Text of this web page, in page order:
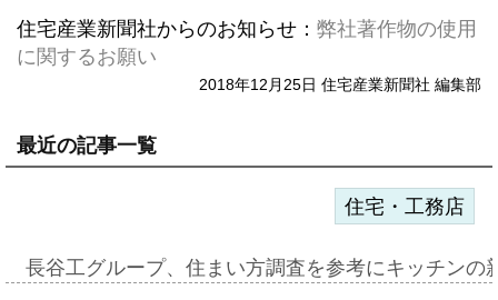
住宅産業新聞社からのお知らせ： 弊社著作物の使用
に関するお願い
2018年12月25日 住宅産業新聞社 編集部
最近の記事一覧
住宅・工務店
長谷工グループ、住まい方調査を参考にキッチン